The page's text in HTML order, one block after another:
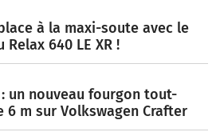
à la maxi-soute avec le
640 LE XR !
un nouveau fourgon tout-
m sur Volkswagen Crafter